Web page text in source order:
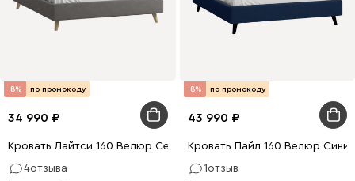
-8% по промокоду
34 990
Кровать Лайтси 160 Велюр Серый
4отзыва
-8% по промокоду
43 990
Кровать Пайл 160 Велюр Синий
1отзыв